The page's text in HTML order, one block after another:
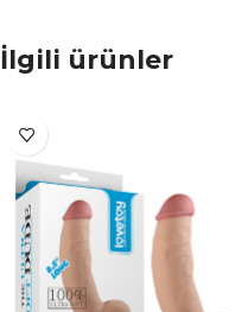
İlgili ürünler